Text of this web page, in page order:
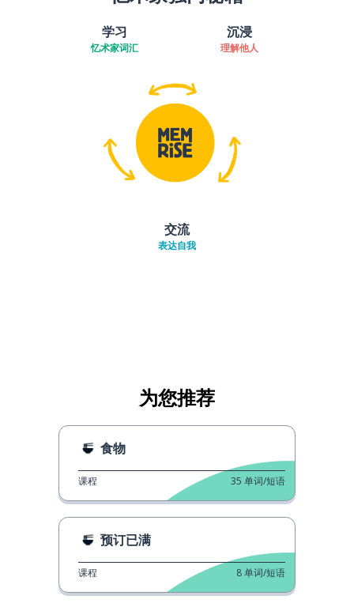
学习
忆术家词汇
沉浸
理解他人
交流
表达自我
为您推荐
食物
课程 35 单词/短语
预订已满
课程 8单词/短语